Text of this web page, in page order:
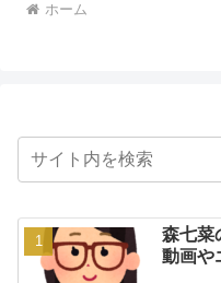
ホーム
森七菜
動画や